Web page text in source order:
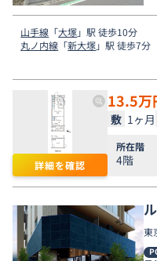
山手線 「大塚」駅 徒歩10分
丸ノ内線 「新大塚」駅 徒歩7分
詳細を確認
13.5万
敷 1ヶ月
所在階
4階
東